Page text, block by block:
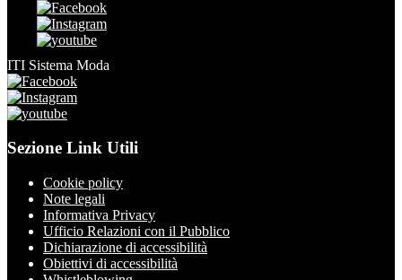
ITI Sistema Moda
Sezione Link Utili
Cookie policy
Note legali
Informativa Privacy
Ufficio Relazioni con il Pubblico
Dichiarazione di accessibilità
Obiettivi di accessibilità